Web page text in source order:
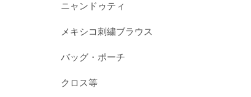
ニャンドゥティ
メキシコ刺繍ブラウス
バッグ・ポーチ
クロス等